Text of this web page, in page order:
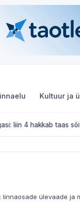
Kultuur ja
sõitma juuli